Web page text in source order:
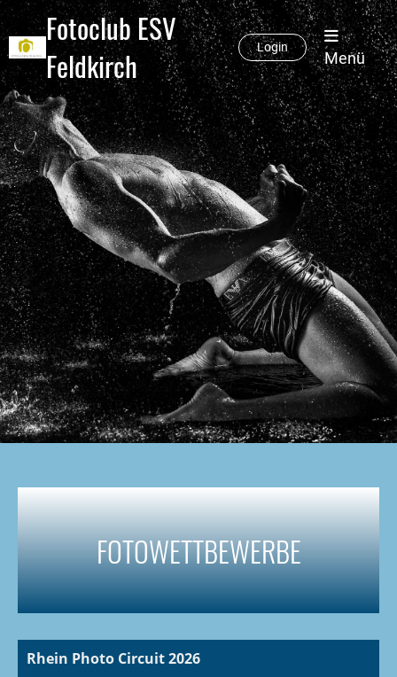
Fotoclub ESV
Feldkirch
Login
Menü
FOTOWETTBEWERBE
Rhein Photo Circuit 2026